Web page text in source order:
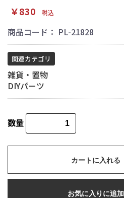
￥830 税込
商品コード： PL-21828
関連カテゴリ
雑貨・置物
DIYパーツ
数量
カートに入れる
お気に入りに追加